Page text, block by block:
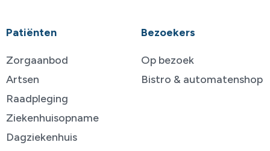
Patiënten
Zorgaanbod
Artsen
Raadpleging
Ziekenhuisopname
Dagziekenhuis
Bezoekers
Op bezoek
Bistro & automatenshop